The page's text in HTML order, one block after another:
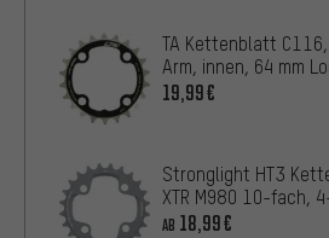
TA Kettenblatt C116,
Arm, innen, 64 mm
19,99€
Stronglight HT3
XTR M980 10-fach,
Lochkreis
AB 18,99€